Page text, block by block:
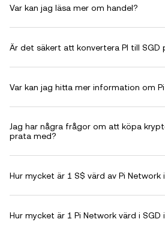
Var kan jag läsa mer om handel?
Är det säkert att konvertera PI till SGD
Var kan jag hitta mer information om Pi
Jag har några frågor om att köpa
prata med?
Hur mycket är 1 S$ värd av Pi Network
Hur mycket är 1 Pi Network värd i SGD